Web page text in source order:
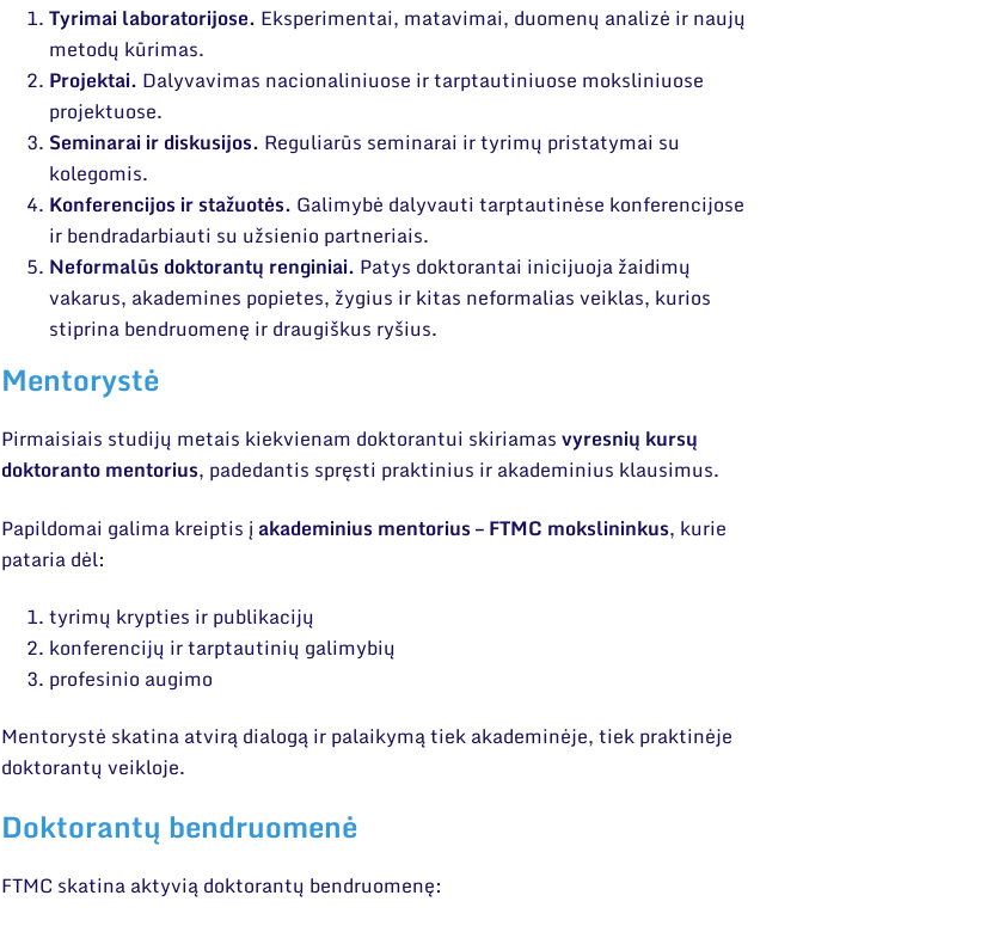
Tyrimai laboratorijose. Eksperimentai, matavimai, duomenų analizė ir naujų
metodų kūrimas.
Projektai. Dalyvavimas nacionaliniuose ir tarptautiniuose moksliniuose
projektuose.
Seminarai ir diskusijos. Reguliarūs seminarai ir tyrimų pristatymai su
kolegomis.
Konferencijos ir stažuotės. Galimybė dalyvauti tarptautinėse konferencijose
ir bendradarbiauti su užsienio partneriais.
Neformalūs doktorantų renginiai. Patys doktorantai inicijuoja žaidimų
vakarus, akademines popietes, žygius ir kitas neformalias veiklas, kurios
stiprina bendruomenę ir draugiškus ryšius.
Mentorystė
Pirmaisiais studijų metais kiekvienam doktorantui skiriamasvyresnių kursų
doktoranto mentorius, padedantis spręsti praktinius ir akademinius klausimus.
Papildomai galima kreiptis į akademinius mentorius – FTMC mokslininkus, kurie
pataria dėl:
tyrimų krypties ir publikacijų
konferencijų ir tarptautinių galimybių
profesinio augimo
Mentorystė skatina atvirą dialogą ir palaikymą tiek akademinėje, tiek praktinėje
doktorantų veikloje.
Doktorantų bendruomenė
FTMC skatina aktyvią doktorantų bendruomenę: